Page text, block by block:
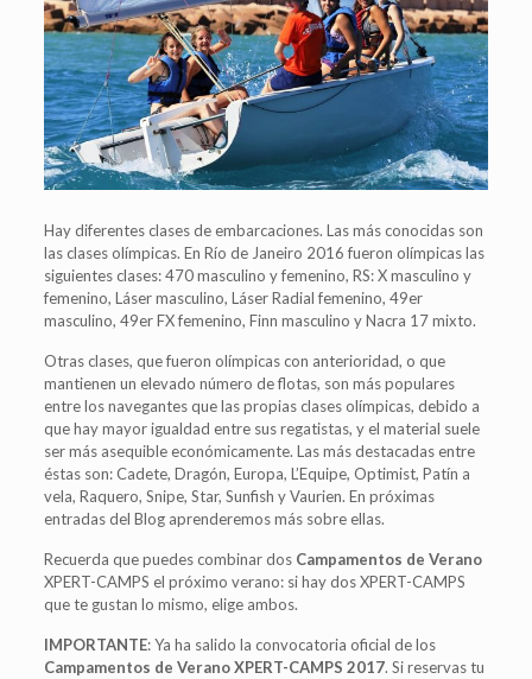
Hay diferentes clases de embarcaciones. Las más conocidas son
las clases olímpicas. En Río de Janeiro 2016 fueron olímpicas las
siguientes clases: 470 masculino y femenino, RS: X masculino y
femenino, Láser masculino, Láser Radial femenino, 49er
masculino, 49er FX femenino, Finn masculino y Nacra 17 mixto.
Otras clases, que fueron olímpicas con anterioridad, o que
mantienen un elevado número de flotas, son más populares
entre los navegantes que las propias clases olímpicas, debido a
que hay mayor igualdad entre sus regatistas, y el material suele
ser más asequible económicamente. Las más destacadas entre
éstas son: Cadete, Dragón, Europa, L’Equipe, Optimist, Patín a
vela, Raquero, Snipe, Star, Sunfish y Vaurien. En próximas
entradas del Blog aprenderemos más sobre ellas.
Recuerda que puedes combinar dos Campamentos de Verano
XPERT-CAMPS el próximo verano: si hay dos XPERT-CAMPS
que te gustan lo mismo, elige ambos.
IMPORTANTE: Ya ha salido la convocatoria oficial de los
Campamentos de Verano XPERT-CAMPS 2017. Si reservas tu